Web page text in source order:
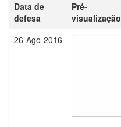
Data de
defesa
Pré-
visualização
26-Ago-2016